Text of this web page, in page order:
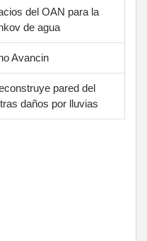
del OAN para la
de agua
Avancin
pared del
daños por lluvias